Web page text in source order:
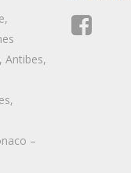
Camille Durand
Merci pour la qualité
Trop contente de mon
Antibes,
–